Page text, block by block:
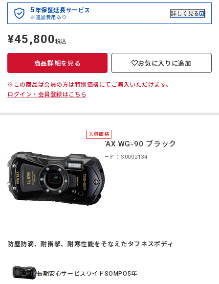
5年保証延長サービス
※追加費用あり
詳しく見る
定
価
¥45,800税込
商品詳細を見る お気に入りに追加
※この商品は会員の方は特別価格にてご購入いただけます。
ログイン・会員登録はこちら
会員価格
PENTAX WG-90 ブラック
商品コード：S0002134
防塵防滴、耐衝撃、耐寒性能をそなえたタフネスボディ
長期安心サービスワイドSOMPO5年